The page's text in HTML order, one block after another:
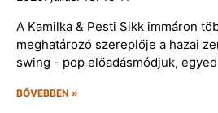
A Kamilka & Pesti Sikk immáron
meghatározó szereplője a hazai
swing - pop előadásmódjuk,
BŐVEBBEN »